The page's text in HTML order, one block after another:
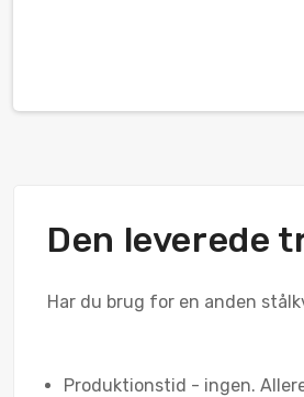
Den leverede
Har du brug for en anden
Produktionstid - ingen.